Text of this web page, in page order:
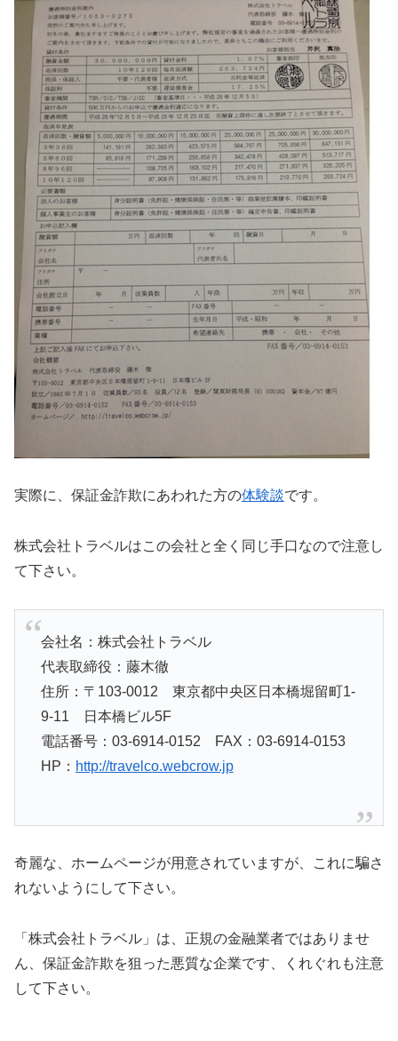
実際に、保証金詐欺にあわれた方の体験談です。
株式会社トラベルはこの会社と全く同じ手口なので注意し
て下さい。
会社名：株式会社トラベル
代表取締役：藤木徹
住所：〒103-0012 東京都中央区日本橋堀留町1-
9-11 日本橋ビル5F
電話番号：03-6914-0152 FAX：03-6914-0153
HP： http://travelco.webcrow.jp
奇麗な、ホームページが用意されていますが、これに騙さ
れないようにして下さい。
「株式会社トラベル」は、正規の金融業者ではありませ
ん、保証金詐欺を狙った悪質な企業です、くれぐれも注意
して下さい。